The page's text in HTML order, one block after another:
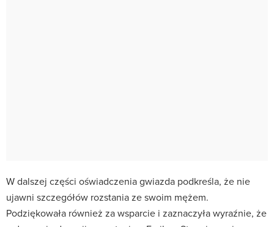
W dalszej części oświadczenia gwiazda podkreśla, że nie
ujawni szczegółów rozstania ze swoim mężem.
Podziękowała również za wsparcie i zaznaczyła wyraźnie, że